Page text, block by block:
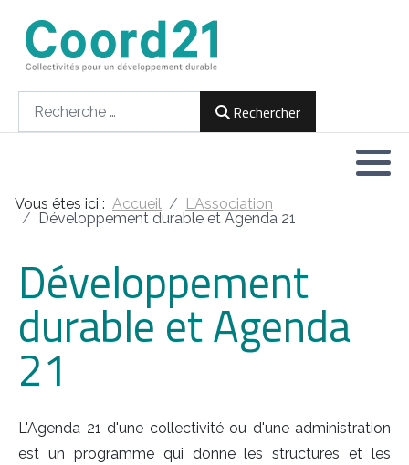
Rechercher
Vous êtes ici : Accueil
L'Association
Développement durable et Agenda 21
Développement
durable et Agenda
21
L'Agenda 21 d'une collectivité ou d'une administration
est un programme qui donne les structures et les
Développement durable et Agenda 21
Implémentation locale de l'Agenda
2021
2022
2024
Lettres d'informations
Rencontres thématiques
Documents